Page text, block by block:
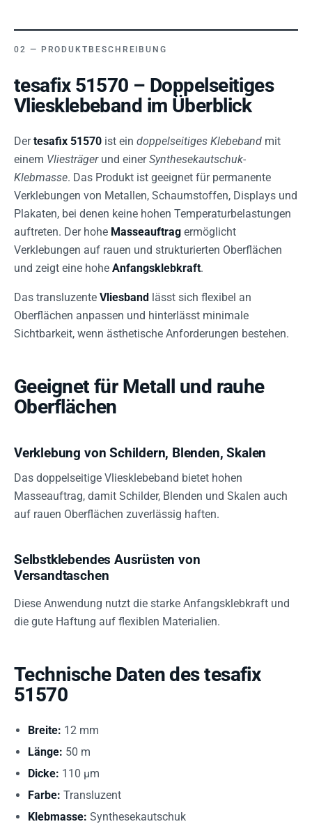
PRODUKTBESCHREIBUNG
tesafix 51570 – Doppelseitiges
Vliesklebeband im Überblick
Dertesafix 51570 ist ein doppelseitiges Klebeband mit
einem Vliesträgerund einerSynthesekautschuk-
Klebmasse. Das Produkt ist geeignet für permanente
Verklebungen von Metallen, Schaumstoffen, Displays und
Plakaten, bei denen keine hohen Temperaturbelastungen
auftreten. Der hohe Masseauftrag ermöglicht
Verklebungen auf rauen und strukturierten Oberflächen
und zeigt eine hohe Anfangsklebkraft.
Das transluzente Vliesband lässt sich flexibel an
Oberflächen anpassen und hinterlässt minimale
Sichtbarkeit, wenn ästhetische Anforderungen bestehen.
Geeignet für Metall und rauhe
Oberflächen
Verklebung von Schildern, Blenden, Skalen
Das doppelseitige Vliesklebeband bietet hohen
Masseauftrag, damit Schilder, Blenden und Skalen auch
auf rauen Oberflächen zuverlässig haften.
Selbstklebendes Ausrüsten von
Versandtaschen
Diese Anwendung nutzt die starke Anfangsklebkraft und
die gute Haftung auf flexiblen Materialien.
Technische Daten des tesafix
51570
Breite: 12 mm
Länge: 50 m
Dicke: 110 µm
Farbe: Transluzent
Klebmasse: Synthesekautschuk